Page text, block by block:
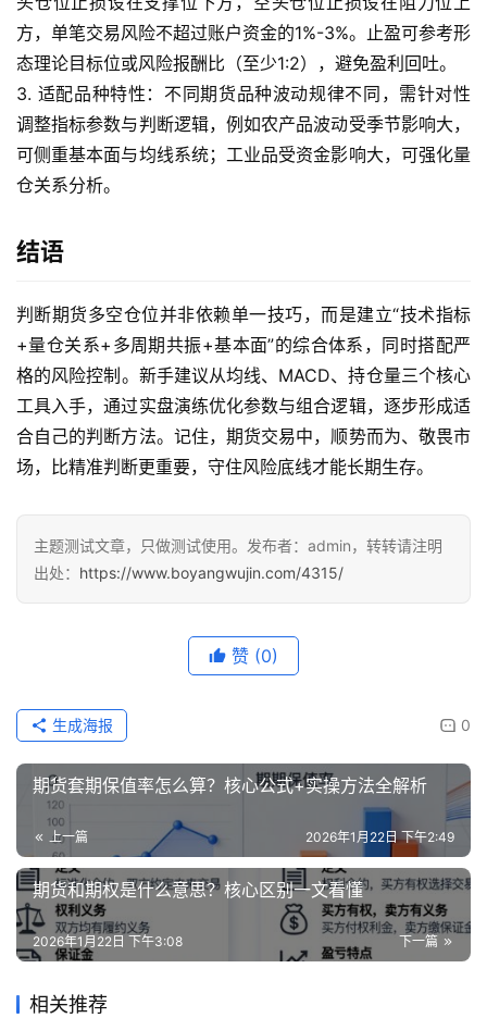
方，单笔交易风险不超过账户资金的1%-3%。止盈可参考形
态理论目标位或风险报酬比（至少1:2），避免盈利回吐。
3. 适配品种特性：不同期货品种波动规律不同，需针对性
调整指标参数与判断逻辑，例如农产品波动受季节影响大，
可侧重基本面与均线系统；工业品受资金影响大，可强化量
仓关系分析。
结语
判断期货多空仓位并非依赖单一技巧，而是建立“技术指标
+量仓关系+多周期共振+基本面”的综合体系，同时搭配严
格的风险控制。新手建议从均线、MACD、持仓量三个核心
工具入手，通过实盘演练优化参数与组合逻辑，逐步形成适
合自己的判断方法。记住，期货交易中，顺势而为、敬畏市
场，比精准判断更重要，守住风险底线才能长期生存。
主题测试文章，只做测试使用。发布者：admin，转转请注明
出处： https://www.boyangwujin.com/4315/
赞 (0)
0
生成海报
期货套期保值率怎么算？核心公式+实操方法全解析
上一篇 2026年1月22日 下午2:49
期货和期权是什么意思？核心区别一文看懂
下一篇
2026年1月22日 下午3:08
相关推荐